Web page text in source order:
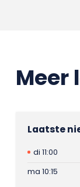
Meer
Laatste
di 11:00
ma 10:15